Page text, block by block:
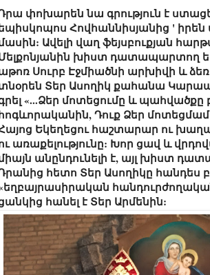
փոխարեն նա գրություն է
Հովհաննիսյանից '
Ավելի վաղ ֆեյսբուքյան
խիստ դատապարտող
Սուրբ Էջմիածնի արխիվի և
Տեր Ասողիկ քահանա
«...Ձեր մոտեցումը և պահվածքը
Դուք Ձեր
Եկեղեցու հաշտարար ու
առաքելությունը: Խոր ցավ և
անընդունելի է, այլ խիստ
հետո Տեր Ասողիկը հանդես
հանել է Տեր Արմենին: